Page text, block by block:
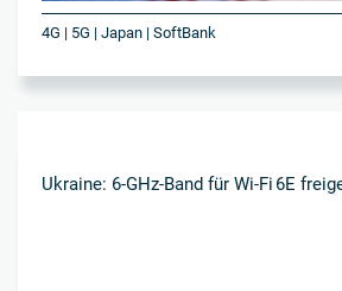
4G | 5G | Japan | SoftBank
Ukraine: 6-GHz-Band für Wi-Fi 6E